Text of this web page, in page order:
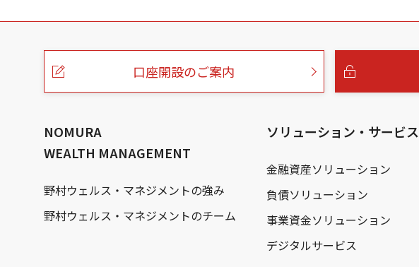
こ
口座開設のご案内
NOMURA
WEALTH MANAGEMENT
野村ウェルス・マネジメントの強み
野村ウェルス・マネジメントのチーム
ソリューション・サービス
金融資産ソリューション
負債ソリューション
事業資金ソリューション
デジタルサービス